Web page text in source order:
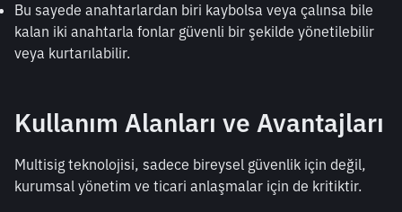
Bu sayede anahtarlardan biri kaybolsa veya çalınsa bile
kalan iki anahtarla fonlar güvenli bir şekilde yönetilebilir
veya kurtarılabilir.
Kullanım Alanları ve Avantajları
Multisig teknolojisi, sadece bireysel güvenlik için değil,
kurumsal yönetim ve ticari anlaşmalar için de kritiktir.